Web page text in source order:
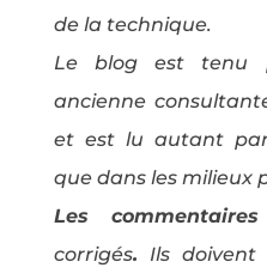
de la technique.
Le blog est tenu
ancienne
et est lu autant par
que dans les milieux
Les
corrigés. Ils doivent